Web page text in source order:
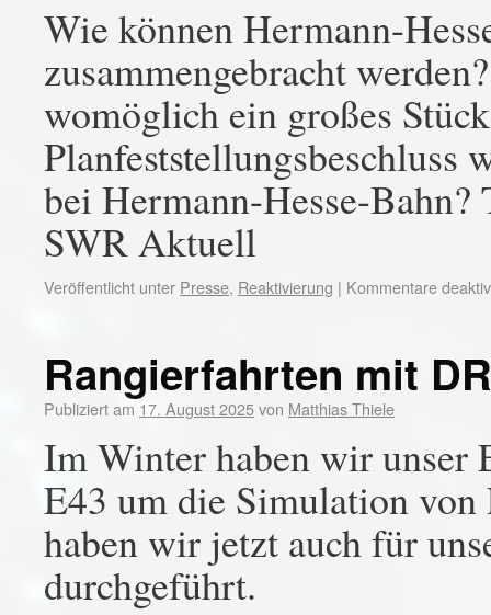
Wie können Hermann-
zusammengebracht
womöglich ein großes
Planfeststellungsbeschluss
bei Hermann-Hesse-
SWR Aktuell
Veröffentlicht unter Presse, Reaktivierung | Kommentare
Rangierfahrten mit
Publiziert am 17. August 2025von Matthias Thiele
Im Winter haben wir unser
E43 um die Simulation
haben wir jetzt auch für
durchgeführt.